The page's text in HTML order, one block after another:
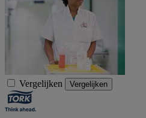
Vergelijken Vergelijken